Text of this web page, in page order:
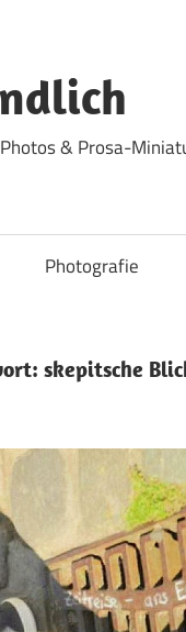
& Prosa-
Photografie
skepitsche